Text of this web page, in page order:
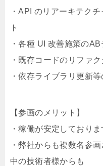
・API のリアーキテク
ト
・各種 UI 改善施策の
・既存コードのリファ
・依存ライブラリ更新
【参画のメリット】
・稼働が安定しておりま
・弊社からも複数名参
中の技術者様からも